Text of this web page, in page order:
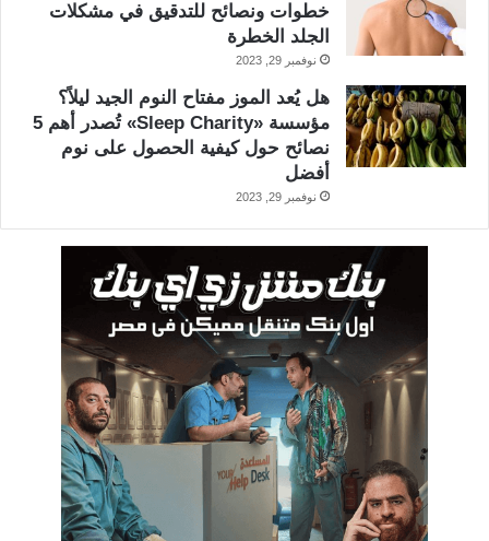
خطوات ونصائح للتدقيق في مشكلات
الجلد الخطرة
نوفمبر 29, 2023
هل يُعد الموز مفتاح النوم الجيد ليلاً؟
مؤسسة «Sleep Charity» تُصدر أهم 5
نصائح حول كيفية الحصول على نوم
أفضل
نوفمبر 29, 2023